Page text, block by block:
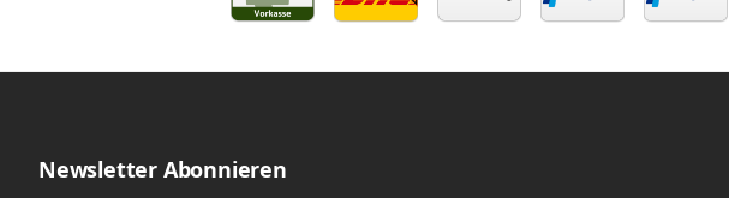
Newsletter Abonnieren